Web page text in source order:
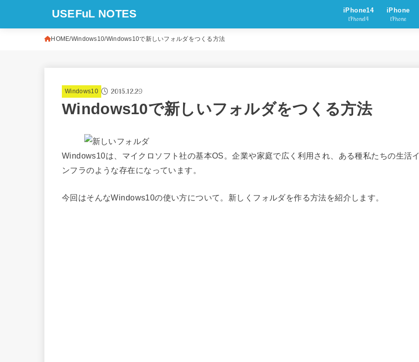
USEFuL NOTES iPhone14
iPhone14
iPhone
iPhone
HOME Windows10 Windows10で新しいフォルダをつくる方法
Windows10 2015.12.29
Windows10で新しいフォルダをつくる方法
Windows10は、マイクロソフト社の基本OS。企業や家庭で広く利用され、ある種私たちの生活イ
ンフラのような存在になっています。
今回はそんなWindows10の使い方について。新しくフォルダを作る方法を紹介します。